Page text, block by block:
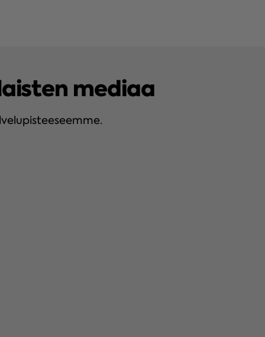
mediaa